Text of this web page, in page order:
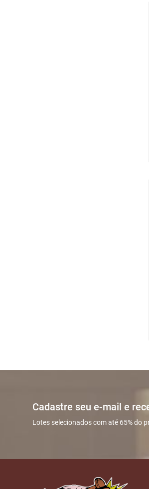
Cadastre seu e-mail e
Lotes selecionados com até 65% do